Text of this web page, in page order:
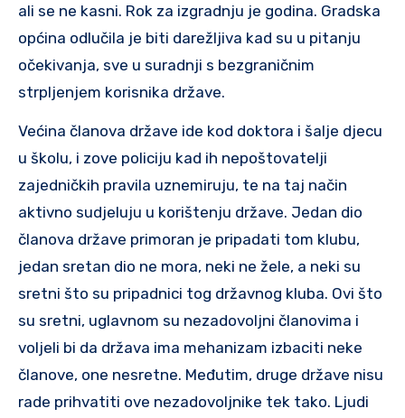
ali se ne kasni. Rok za izgradnju je godina. Gradska
općina odlučila je biti darežljiva kad su u pitanju
očekivanja, sve u suradnji s bezgraničnim
strpljenjem korisnika države.
Većina članova države ide kod doktora i šalje djecu
u školu, i zove policiju kad ih nepoštovatelji
zajedničkih pravila uznemiruju, te na taj način
aktivno sudjeluju u korištenju države. Jedan dio
članova države primoran je pripadati tom klubu,
jedan sretan dio ne mora, neki ne žele, a neki su
sretni što su pripadnici tog državnog kluba. Ovi što
su sretni, uglavnom su nezadovoljni članovima i
voljeli bi da država ima mehanizam izbaciti neke
članove, one nesretne. Međutim, druge države nisu
rade prihvatiti ove nezadovoljnike tek tako. Ljudi